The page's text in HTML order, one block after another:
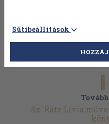
Sz. Rátz Livia
Sütibeállítások